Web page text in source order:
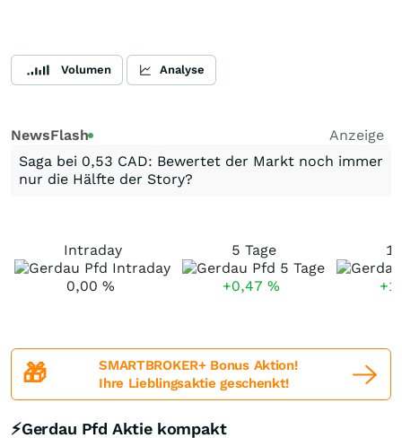
Volumen Analyse
NewsFlash
Anzeige
Saga bei 0,53 CAD: Bewertet der Markt noch immer
nur die Hälfte der Story?
Intraday
0,00 %
5 Tage
+0,47 %
1
🎁
SMARTBROKER+ Bonus Aktion!
Ihre Lieblingsaktie geschenkt!
⚡Gerdau Pfd Aktie kompakt